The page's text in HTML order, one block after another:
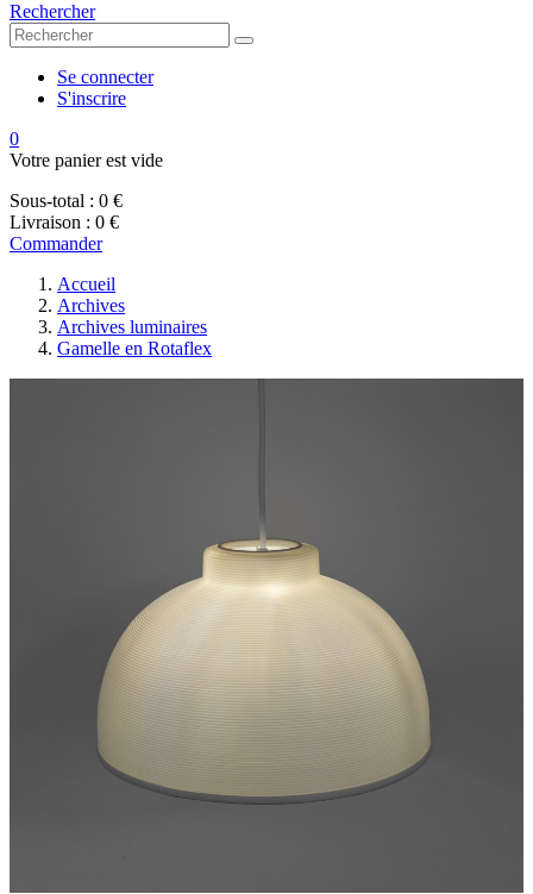
Rechercher
Se connecter
S'inscrire
0
Votre panier est vide
Sous-total : 0 €
Livraison : 0 €
Commander
Accueil
Archives
Archives luminaires
Gamelle en Rotaflex